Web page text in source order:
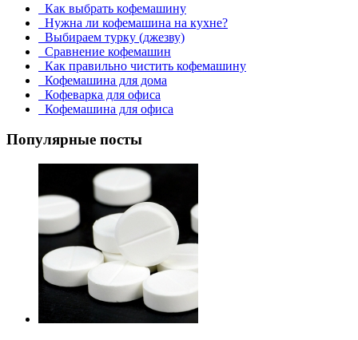
Как выбрать кофемашину
Нужна ли кофемашина на кухне?
Выбираем турку (джезву)
Сравнение кофемашин
Как правильно чистить кофемашину
Кофемашина для дома
Кофеварка для офиса
Кофемашина для офиса
Популярные посты